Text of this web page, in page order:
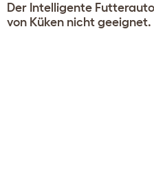
Der Intelligente
von Küken nicht geeignet.